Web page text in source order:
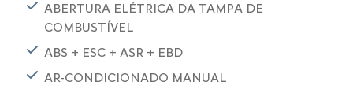
ABERTURA ELÉTRICA DA TAMPA DE
COMBUSTÍVEL
ABS + ESC + ASR + EBD
AR-CONDICIONADO MANUAL